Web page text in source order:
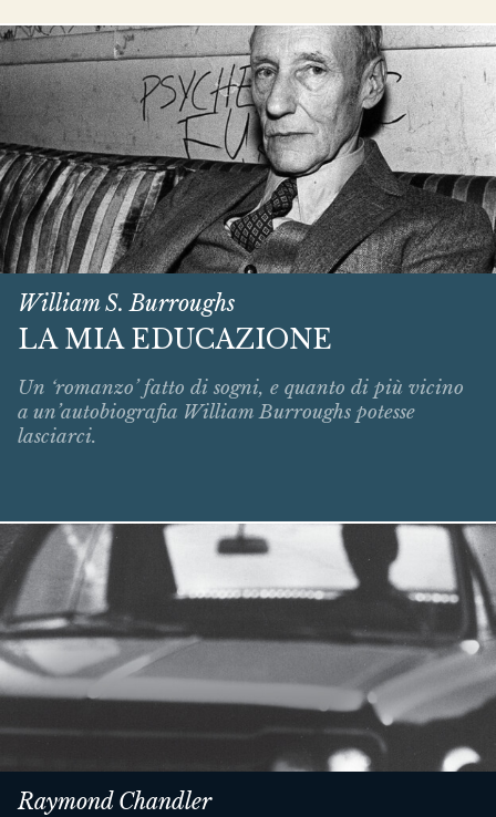
William S. Burroughs
LA MIA EDUCAZIONE
Un ‘romanzo’ fatto di sogni, e quanto di più vicino
a un’autobiografia William Burroughs potesse
lasciarci.
Raymond Chandler